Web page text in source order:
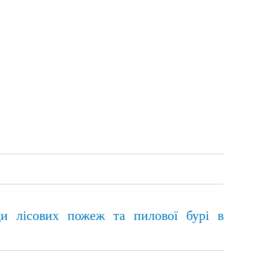
лісових пожеж та пилової бурі в